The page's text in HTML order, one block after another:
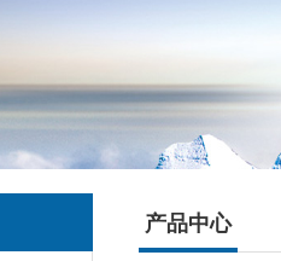
产品中心